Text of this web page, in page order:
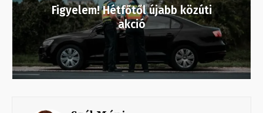
Figyelem! Hétfőtől újabb közúti
akció